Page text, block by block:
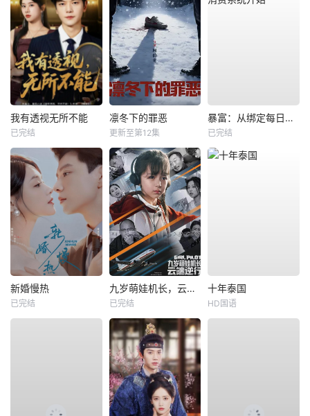
我有透视无所不能
已完结
凛冬下的罪恶
更新至第12集
暴富：从绑定每日消费系统开始
已完结
新婚慢热
已完结
九岁萌娃机长，云端逆行
已完结
十年泰国
HD国语